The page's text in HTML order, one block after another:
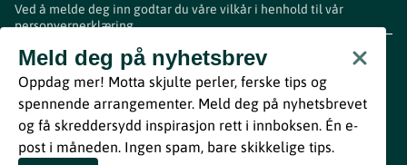
Ved å melde deg inn godtar du våre vilkår i henhold til vår
personvernerklæring.
Meld deg på nyhetsbrev
Oppdag mer! Motta skjulte perler, ferske tips og
spennende arrangementer. Meld deg på nyhetsbrevet
og få skreddersydd inspirasjon rett i innboksen. Én e-
post i måneden. Ingen spam, bare skikkelige tips.
www.visitvestfold.com
Turistinformasjon
Vestfold Fylkeskommune
ByBreakfast